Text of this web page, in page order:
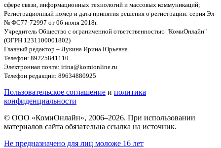
сфере связи, информационных технологий и массовых коммуникаций;
Регистрационный номер и дата принятия решения о регистрации: серия Эл
№ ФС77-72997 от 06 июня 2018г.
Учредитель Общество с ограниченной ответственностью "КомиОнлайн"
(ОГРН 1231100001802)
Главный редактор – Лукина Ирина Юрьевна.
Телефон: 89225841110
Электронная почта: irina@komionline.ru
Телефон редакции: 89634880925
Пользовательское соглашение и политика
конфиденциальности
© ООО «КомиОнлайн», 2006–2026. При использовании
материалов сайта обязательна ссылка на источник.
Не предназначено для лиц моложе 16 лет